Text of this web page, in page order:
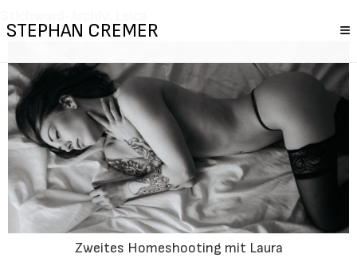
STEPHAN CREMER ≡
Zweites Homeshooting mit Laura